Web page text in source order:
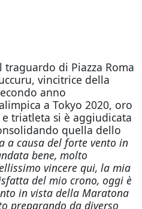
di Piazza Roma
vincitrice della
anno
a Tokyo 2020, oro
triatleta si è aggiudicata
quella dello
a causa del forte vento in
bene, molto
vincere qui, la mia
del mio crono, oggi è
in vista della Maratona
preparando da diverso